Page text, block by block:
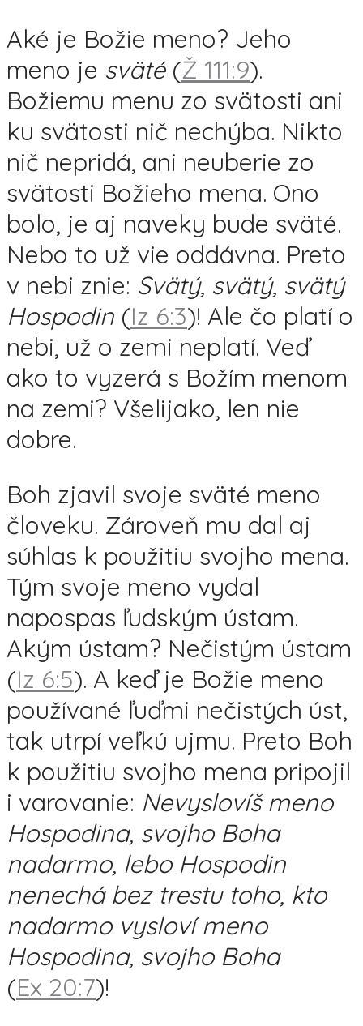
Aké je Božie meno? Jeho
meno je sväté(Ž 111:9).
Božiemu menu zo svätosti ani
ku svätosti nič nechýba. Nikto
nič nepridá, ani neuberie zo
svätosti Božieho mena. Ono
bolo, je aj naveky bude sväté.
Nebo to už vie oddávna. Preto
v nebi znie: Svätý, svätý, svätý
Hospodin (Iz 6:3)! Ale čo platí o
nebi, už o zemi neplatí. Veď
ako to vyzerá s Božím menom
na zemi? Všelijako, len nie
dobre.
Boh zjavil svoje sväté meno
človeku. Zároveň mu dal aj
súhlas k použitiu svojho mena.
Tým svoje meno vydal
napospas ľudským ústam.
Akým ústam? Nečistým ústam
(Iz 6:5). A keď je Božie meno
používané ľuďmi nečistých úst,
tak utrpí veľkú ujmu. Preto Boh
k použitiu svojho mena pripojil
i varovanie: Nevyslovíš meno
Hospodina, svojho Boha
nadarmo, lebo Hospodin
nenechá bez trestu toho, kto
nadarmo vysloví meno
Hospodina, svojho Boha
(Ex 20:7)!